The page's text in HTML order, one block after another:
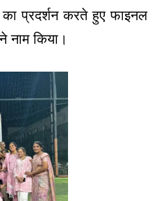
प्रदर्शन करते हुए फाइनल
नाम किया।